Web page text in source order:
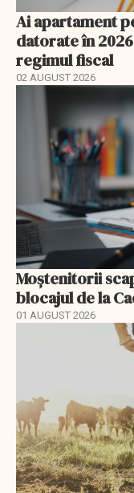
Ai apartament
datorate în
regimul fiscal
02 AUGUST 2026
Moștenitorii
blocajul de la
01 AUGUST 2026